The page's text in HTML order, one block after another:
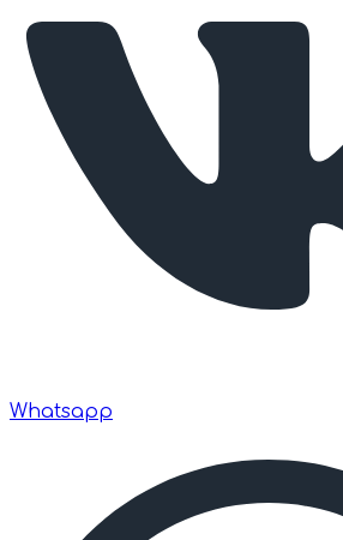
Whatsapp